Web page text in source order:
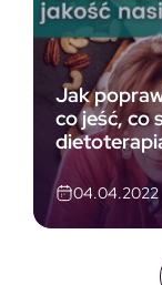
Jak
co jeść, co
04.04.2022